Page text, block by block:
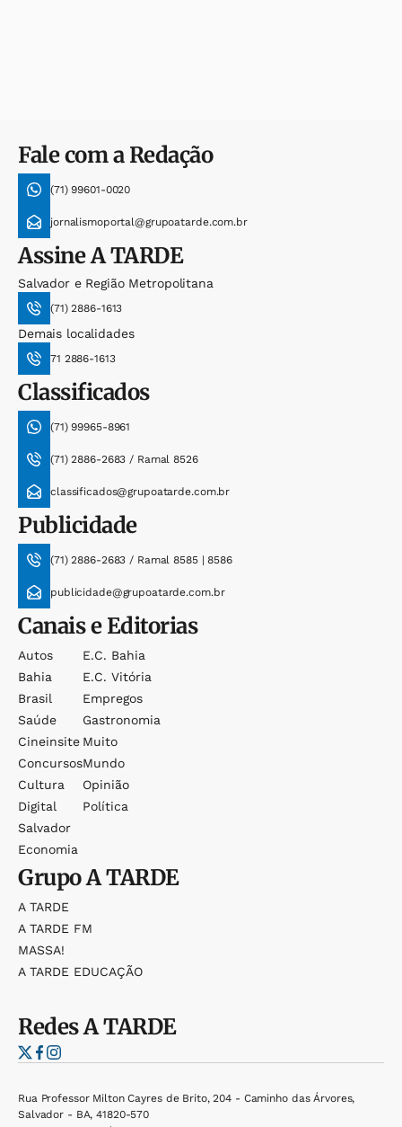
Fale com a Redação
(71) 99601-0020
jornalismoportal@grupoatarde.com.br
AssineA TARDE
Salvador e Região Metropolitana
(71) 2886-1613
Demais localidades
71 2886-1613
Classificados
(71) 99965-8961
(71) 2886-2683 / Ramal 8526
classificados@grupoatarde.com.br
Publicidade
(71) 2886-2683 / Ramal 8585 | 8586
publicidade@grupoatarde.com.br
Canais e Editorias
Autos
Bahia
Brasil
Saúde
Cineinsite
Concursos
Cultura
Digital
Salvador
Economia
E.c. Bahia
E.c. Vitória
Empregos
Gastronomia
Muito
Mundo
Opinião
Política
GrupoA TARDE
A TARDE
A TARDE FM
MASSA!
A TARDE EDUCAÇÃO
RedesA TARDE
Rua Professor Milton Cayres de Brito, 204 - Caminho das Árvores,
Salvador - BA, 41820-570